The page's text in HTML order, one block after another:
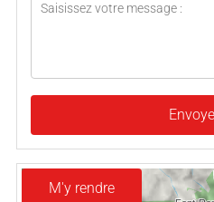
M'y rendre